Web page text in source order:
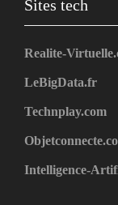
Sites tech
Realite-
LeBigData.fr
Technplay.com
Intelligence-